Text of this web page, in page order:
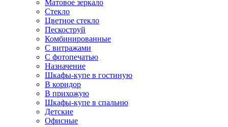
Матовое зеркало
Стекло
Цветное стекло
Пескоструй
Комбинированные
С витражами
С фотопечатью
Назначение
Шкафы-купе в гостиную
В коридор
В прихожую
Шкафы-купе в спальню
Детские
Офисные